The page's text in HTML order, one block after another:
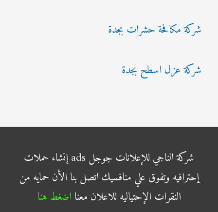
شركة مكافحة حشرات بجدة
شركة عزل اسطح بجدة
شركة الناجي للإعلانات جوجل ads إنشاء حملات
إحترافيه وتفوق علي منافسيك اتصل بنا الأن حمايه من
النقرات الإحتياليه للاعلان معنا اضغط هنا